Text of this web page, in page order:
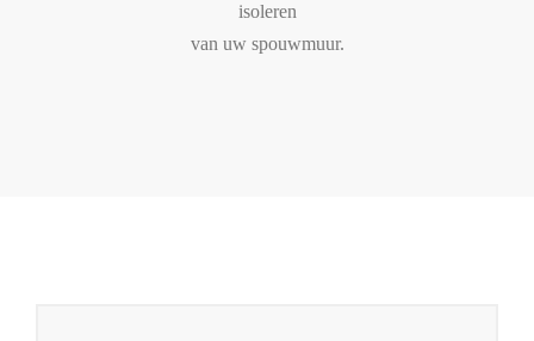
isoleren
van uw spouwmuur.